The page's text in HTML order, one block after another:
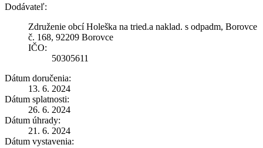
Dodávateľ:
Združenie obcí Holeška na tried.a naklad. s odpadm, Borovce
č. 168, 92209 Borovce
IČO:
50305611
Dátum doručenia:
13. 6. 2024
Dátum splatnosti:
26. 6. 2024
Dátum úhrady:
21. 6. 2024
Dátum vystavenia: